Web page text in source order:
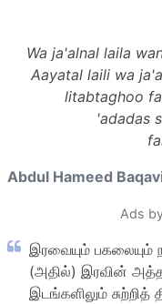
Wa ja'alnal laila
Aayatal laili wa
litabtaghoo
'adadas
Abdul Hameed
Ads
இரவையும்
(அதில்) இரவின்
இடங்களிலும்